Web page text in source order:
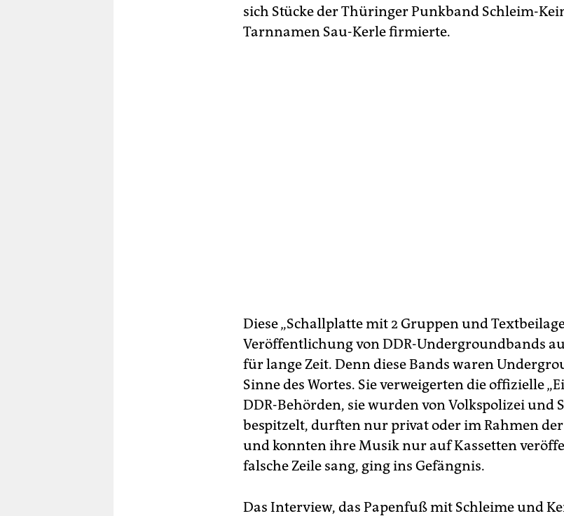
sich Stücke der Thüringer Punkband Schleim-
Tarnnamen Sau-Kerle firmierte.
Diese „Schallplatte mit 2 Gruppen und
Veröffentlichung von DDR-Undergroundbands
für lange Zeit. Denn diese Bands waren
Sinne des Wortes. Sie verweigerten die offizielle
DDR-Behörden, sie wurden von Volkspolizei und
bespitzelt, durften nur privat oder im Rahmen
und konnten ihre Musik nur auf Kassetten
falsche Zeile sang, ging ins Gefängnis.
Das Interview, das Papenfuß mit Schleime und